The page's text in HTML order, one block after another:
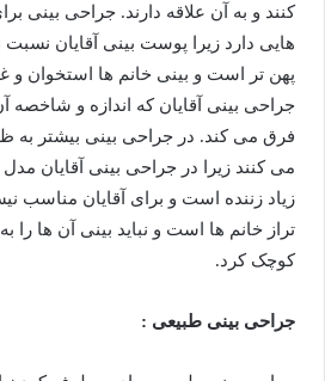
کنند و به آن علاقه دارند. جراحی بینی
هایی دارد زیرا پوست بینی آقایان نسبت
پهن تر است و بینی خانم ها استخوان
جراحی بینی آقایان که اندازه و شاخصه
فرق می کند. در جراحی بینی بیشتر به
می کنند زیرا در جراحی بینی آقایان
زیاد زننده است و برای آقایان مناسب
تراز خانم ها است و نباید بینی آن ها را
کوچک کرد.
جراحی بینی طبیعی :